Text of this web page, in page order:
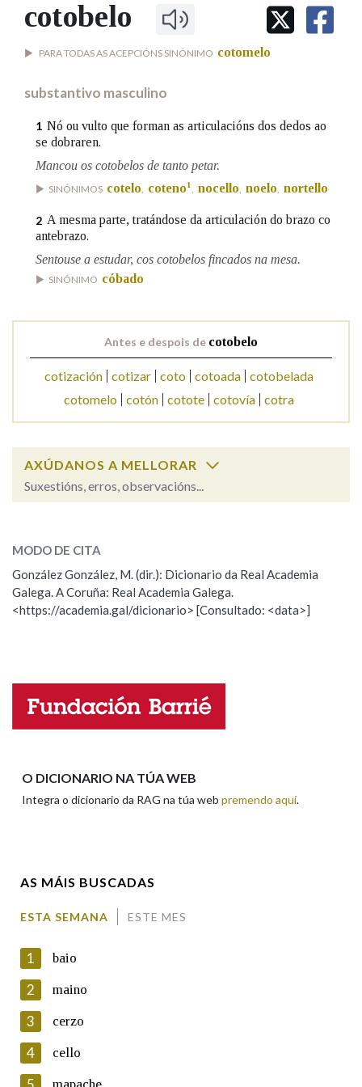
IDENTIDADE CORPORATIVA
MARCIAL DEL ADALID
CASA-MUSEO EMILIA PARDO
FIGURAS HOMENAXEADAS
HISTORIA
PORTAL DAS PALABRAS
Facebook
TwitterYoutubeInstagramBluesky
BUSCAR NOS LEMAS
Comeza por
Nas definicións
Na fraseoloxía
OUTRAS OPCIÓNS DE BUSCA
Pertence a
cotobelo
PARA TODAS AS ACEPCIÓNS SINÓNIMO cotomelo
substantivo masculino
1 Nó ou vulto que forman as articulacións dos dedos ao
se dobraren.
Mancou os cotobelos de tanto petar.
SINÓNIMOS cotelo coteno1 nocello noelo nortello
2 A mesma parte, tratándose da articulación do brazo co
antebrazo.
Sentouse a estudar, cos cotobelos fincados na mesa.
SINÓNIMO cóbado
Antes e despois de cotobelo
cotización cotizar coto cotoada cotobelada
cotomelo cotón cotote cotovía cotra
AXÚDANOS A MELLORAR
Suxestións, erros, observacións...
ESCOLLE UNHA OPCIÓN:
Observación Hai un erro na palabra
Propoño mellorar a definición
Nome
En cumprimento da normativa vixente en materia de
Protección de Datos de Carácter Persoal, a Real Academia
Galega informa a aqueles usuarios que faciliten o seu correo
electrónico, así como calquera outra información de carácter
MODO DE CITA
González González, M. (dir.): Dicionario da Real Academia
Galega. A Coruña: Real Academia Galega.
<https://academia.gal/dicionario> [Consultado: <data>]
O DICIONARIO NA TÚA WEB
Integra o dicionario da RAG na túa web premendo aquí.
AS MÁIS BUSCADAS
ESTA SEMANA ESTE MES
1 baio
2 maino
3 cerzo
4 cello